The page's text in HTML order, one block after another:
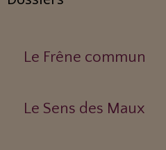
Le Frêne commun
Le Sens des Maux